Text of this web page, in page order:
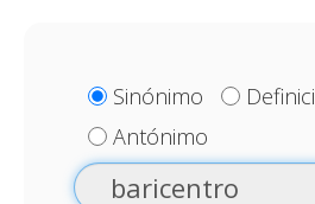
Sinónimo
Antónimo